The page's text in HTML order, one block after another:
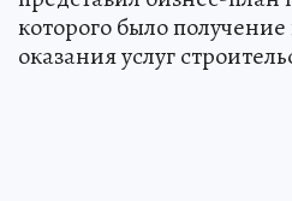
которого было
оказания услуг